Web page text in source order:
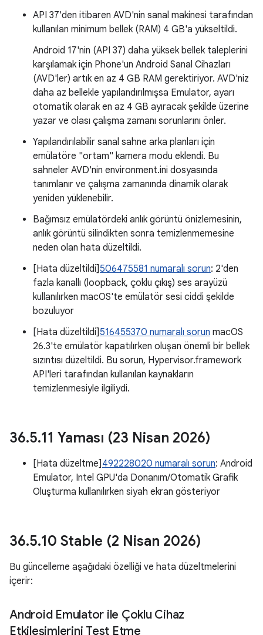
API 37'den itibaren AVD'nin sanal makinesi tarafından
kullanılan minimum bellek (RAM) 4 GB'a yükseltildi.
Android 17'nin (API 37) daha yüksek bellek taleplerini
karşılamak için Phone'un Android Sanal Cihazları
(AVD'ler) artık en az 4 GB RAM gerektiriyor. AVD'niz
daha az bellekle yapılandırılmışsa Emulator, ayarı
otomatik olarak en az 4 GB ayıracak şekilde üzerine
yazar ve olası çalışma zamanı sorunlarını önler.
Yapılandırılabilir sanal sahne arka planları için
emülatöre "ortam" kamera modu eklendi. Bu
sahneler AVD'nin environment.ini dosyasında
tanımlanır ve çalışma zamanında dinamik olarak
yeniden yüklenebilir.
Bağımsız emülatördeki anlık görüntü önizlemesinin,
anlık görüntü silindikten sonra temizlenmemesine
neden olan hata düzeltildi.
[Hata düzeltildi] 506475581 numaralı sorun: 2'den
fazla kanallı (loopback, çoklu çıkış) ses arayüzü
kullanılırken macOS'te emülatör sesi ciddi şekilde
bozuluyor
[Hata düzeltildi] 516455370 numaralı sorun macOS
26.3'te emülatör kapatılırken oluşan önemli bir bellek
sızıntısı düzeltildi. Bu sorun, Hypervisor.framework
API'leri tarafından kullanılan kaynakların
temizlenmesiyle ilgiliydi.
36.5.11 Yaması (23 Nisan 2026)
[Hata düzeltme] 492228020 numaralı sorun: Android
Emulator, Intel GPU'da Donanım/Otomatik Grafik
Oluşturma kullanılırken siyah ekran gösteriyor
36.5.10 Stable (2 Nisan 2026)
Bu güncelleme aşağıdaki özelliği ve hata düzeltmelerini
içerir:
Android Emulator ile Çoklu Cihaz
Etkileşimlerini Test Etme